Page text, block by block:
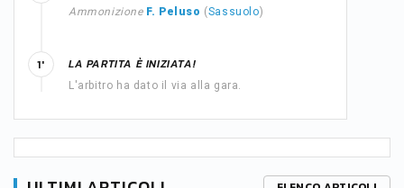
Ammonizione F. Peluso (Sassuolo)
LA PARTITA È INIZIATA!
L'arbitro ha dato il via alla gara.
1'